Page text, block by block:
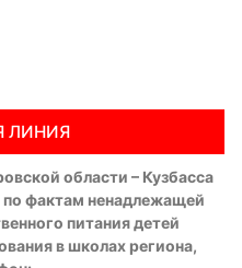
ЛИНИЯ
области – Кузбасса
фактам ненадлежащей
питания детей
в школах региона,